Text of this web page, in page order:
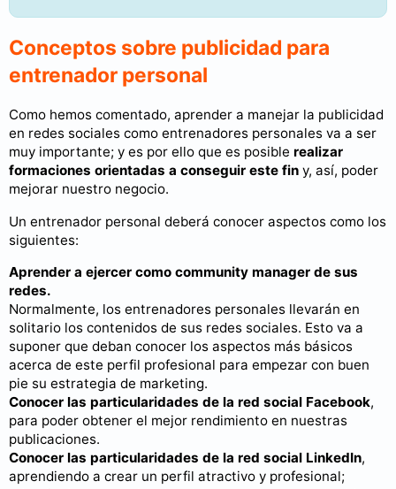
Conceptos sobre publicidad para
entrenador personal
Como hemos comentado, aprender a manejar la publicidad
en redes sociales como entrenadores personales va a ser
muy importante; y es por ello que es posible realizar
formaciones orientadas a conseguir este fin y, así, poder
mejorar nuestro negocio.
Un entrenador personal deberá conocer aspectos como los
siguientes:
Aprender a ejercer como community manager de sus
redes.
Normalmente, los entrenadores personales llevarán en
solitario los contenidos de sus redes sociales. Esto va a
suponer que deban conocer los aspectos más básicos
acerca de este perfil profesional para empezar con buen
pie su estrategia de marketing.
Conocer las particularidades de la red social Facebook,
para poder obtener el mejor rendimiento en nuestras
publicaciones.
Conocer las particularidades de la red social LinkedIn,
aprendiendo a crear un perfil atractivo y profesional;